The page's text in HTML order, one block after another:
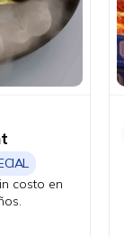
costo en